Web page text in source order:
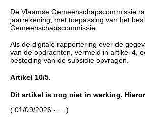
De Vlaamse Gemeenschapscommissie
jaarrekening, met toepassing van het
Gemeenschapscommissie.
Als de digitale rapportering over de
van de opdrachten, vermeld in artikel 4,
besteding van de subsidie opvragen.
Artikel 10/5.
Dit artikel is nog niet in werking.
( 01/09/2026 - ... )